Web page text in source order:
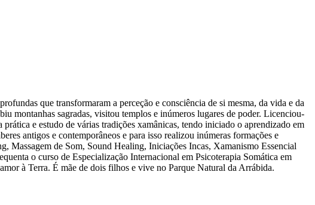
que transformaram a perceção e consciência de si mesma, da vida e da
montanhas sagradas, visitou templos e inúmeros lugares de poder. Licenciou-
e estudo de várias tradições xamânicas, tendo iniciado o aprendizado em
antigos e contemporâneos e para isso realizou inúmeras formações e
Massagem de Som, Sound Healing, Iniciações Incas, Xamanismo Essencial
o curso de Especialização Internacional em Psicoterapia Somática em
à Terra. É mãe de dois filhos e vive no Parque Natural da Arrábida.